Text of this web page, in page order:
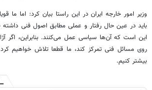
وزیر امور خارجه ایران در این راستا بیان کرد: اما ما
باید در عین حال رفتار و عملی مطابق اصول فنی
این است که آن‌ها سیاسی عمل می‌کنند. بنابراین، اگر
روی مسائل فنی تمرکز کند، ما قطعا تلاش خواهیم
بیشتر کنیم.